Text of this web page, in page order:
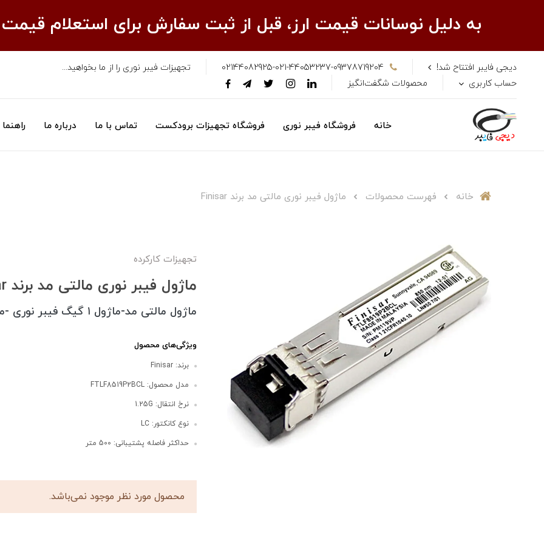
به دلیل نوسانات قیمت ارز، قبل از ثبت سفارش برای استعلام
دیجی فایبر افتتاح شد! 02144082925-021-44053237-09378719204
تجهیزات فیبر نوری را از ما بخواهید...
حساب کاربری
محصولات شگفت‌انگیز
خانه فروشگاه فیبر نوری فروشگاه تجهیزات برودکست تماس با ما درباره ما راهنما
خانه فهرست محصولات ماژول فیبر نوری مالتی مد برند Finisar
تجهیزات کارکرده
ماژول فیبر نوری مالتی مد برند Finisar
ماژول مالتی مد-ماژول ۱ گیگ فیبر نوری -ماژول 850 نانومتر
ویژگی‌های محصول
برند: Finisar
مدل محصول: FTLF8519P2BCL
نرخ انتقال: 1.25G
نوع کانکتور: LC
حداکثر فاصله پشتیبانی: 500 متر
محصول مورد نظر موجود نمی‌باشد.